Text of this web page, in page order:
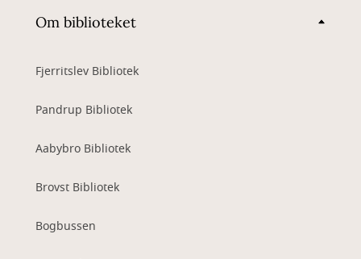
Om biblioteket
Fjerritslev Bibliotek
Pandrup Bibliotek
Aabybro Bibliotek
Brovst Bibliotek
Bogbussen